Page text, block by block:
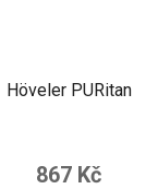
Höveler PURitan
867 Kč